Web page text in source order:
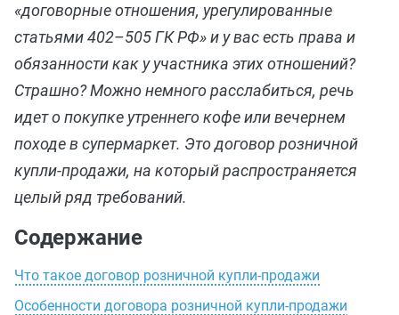
«договорные отношения, урегулированные
статьями 402–505 ГК РФ» и у вас есть права и
обязанности как у участника этих отношений?
Страшно? Можно немного расслабиться, речь
идет о покупке утреннего кофе или вечернем
походе в супермаркет. Это договор розничной
купли-продажи, на который распространяется
целый ряд требований.
Содержание
Что такое договор розничной купли-продажи
Особенности договора розничной купли-продажи